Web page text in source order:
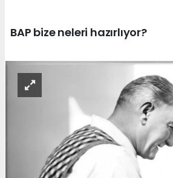
BAP bize neleri hazırlıyor?